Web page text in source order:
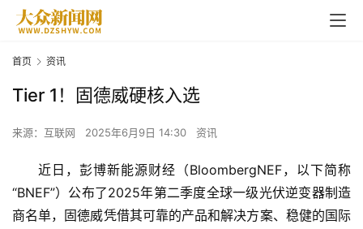
首页 资讯
Tier 1！固德威硬核入选
来源：互联网 2025年6月9日 14:30 资讯
近日，彭博新能源财经（BloombergNEF，以下简称
“BNEF”）公布了2025年第二季度全球一级光伏逆变器制造
商名单，固德威凭借其可靠的产品和解决方案、稳健的国际